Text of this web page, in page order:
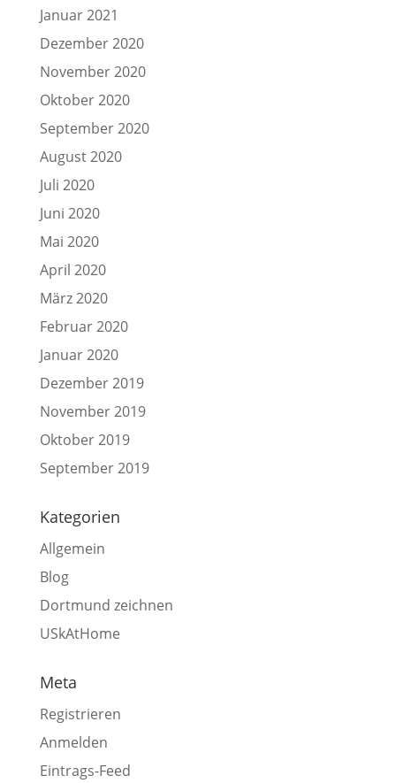
Januar 2021
Dezember 2020
November 2020
Oktober 2020
September 2020
August 2020
Juli 2020
Juni 2020
Mai 2020
April 2020
März 2020
Februar 2020
Januar 2020
Dezember 2019
November 2019
Oktober 2019
September 2019
Kategorien
Allgemein
Blog
Dortmund zeichnen
USkAtHome
Meta
Registrieren
Anmelden
Eintrags-Feed